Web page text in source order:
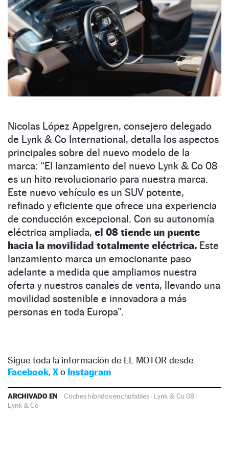
Nicolas López Appelgren, consejero delegado
de Lynk & Co International, detalla los aspectos
principales sobre del nuevo modelo de la
marca: “El lanzamiento del nuevo Lynk & Co 08
es un hito revolucionario para nuestra marca.
Este nuevo vehículo es un SUV potente,
refinado y eficiente que ofrece una experiencia
de conducción excepcional. Con su autonomía
eléctrica ampliada, el 08 tiende un puente
hacia la movilidad totalmente eléctrica. Este
lanzamiento marca un emocionante paso
adelante a medida que ampliamos nuestra
oferta y nuestros canales de venta, llevando una
movilidad sostenible e innovadora a más
personas en toda Europa”.
Sigue toda la información de EL MOTOR desde
Facebook, Xo Instagram
ARCHIVADO EN Coches híbridos enchufables·Lynk & Co 08·
Lynk & Co